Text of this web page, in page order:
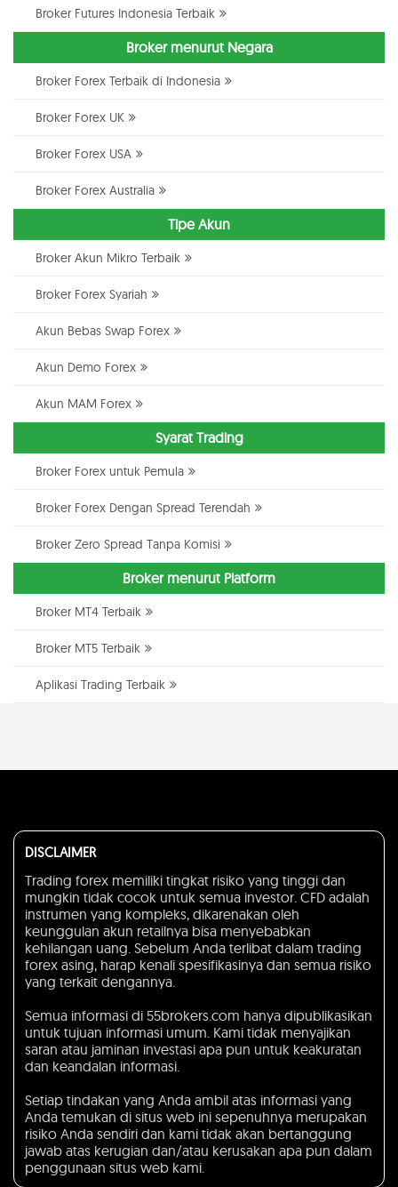
Broker Futures Indonesia Terbaik
Broker menurut Negara
Broker Forex Terbaik di Indonesia
Broker Forex UK
Broker Forex USA
Broker Forex Australia
Tipe Akun
Broker Akun Mikro Terbaik
Broker Forex Syariah
Akun Bebas Swap Forex
Akun Demo Forex
Akun MAM Forex
Syarat Trading
Broker Forex untuk Pemula
Broker Forex Dengan Spread Terendah
Broker Zero Spread Tanpa Komisi
Broker menurut Platform
Broker MT4 Terbaik
Broker MT5 Terbaik
Aplikasi Trading Terbaik
DISCLAIMER
Trading forex memiliki tingkat risiko yang tinggi dan
mungkin tidak cocok untuk semua investor. CFD adalah
instrumen yang kompleks, dikarenakan oleh
keunggulan akun retailnya bisa menyebabkan
kehilangan uang. Sebelum Anda terlibat dalam trading
forex asing, harap kenali spesifikasinya dan semua risiko
yang terkait dengannya.
Semua informasi di 55brokers.com hanya dipublikasikan
untuk tujuan informasi umum. Kami tidak menyajikan
saran atau jaminan investasi apa pun untuk keakuratan
dan keandalan informasi.
Setiap tindakan yang Anda ambil atas informasi yang
Anda temukan di situs web ini sepenuhnya merupakan
risiko Anda sendiri dan kami tidak akan bertanggung
jawab atas kerugian dan/atau kerusakan apa pun dalam
penggunaan situs web kami.